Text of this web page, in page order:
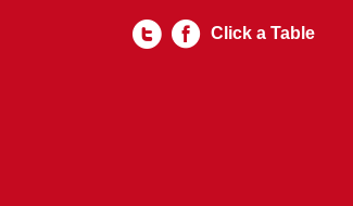
Click a Table